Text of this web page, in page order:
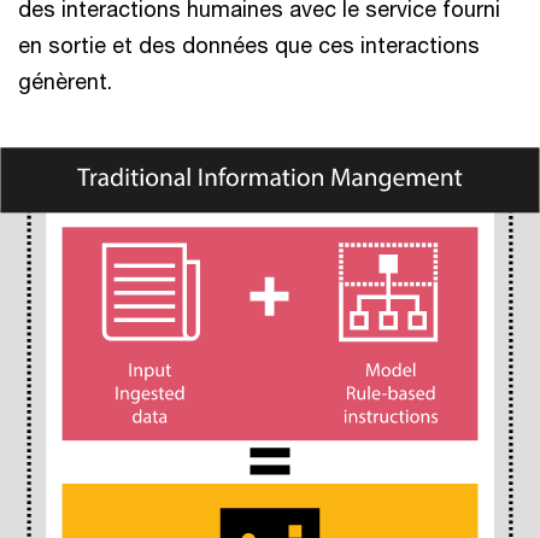
des interactions humaines avec le service fourni
en sortie et des données que ces interactions
génèrent.